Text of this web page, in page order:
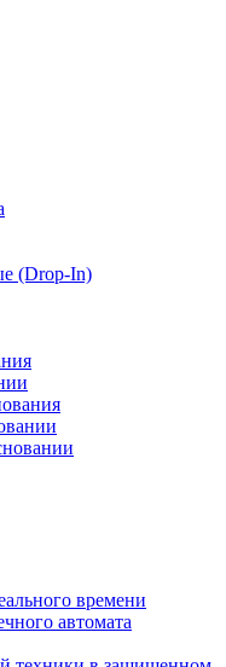
(Drop-In)
времени
автомата